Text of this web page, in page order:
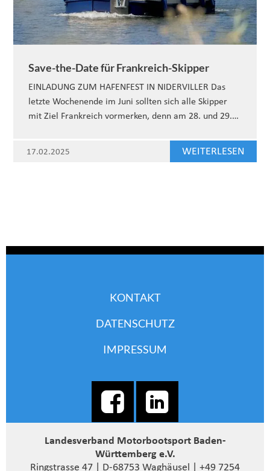
Save-the-Date für Frankreich-Skipper
EINLADUNG ZUM HAFENFEST IN NIDERVILLER Das
letzte Wochenende im Juni sollten sich alle Skipper
mit Ziel Frankreich vormerken, denn am 28. und 29.…
17.02.2025 WEITERLESEN
KONTAKT
DATENSCHUTZ
IMPRESSUM
Landesverband Motorbootsport Baden-
Württemberg e.V.
Ringstrasse 47 | D-68753 Waghäusel | +49 7254